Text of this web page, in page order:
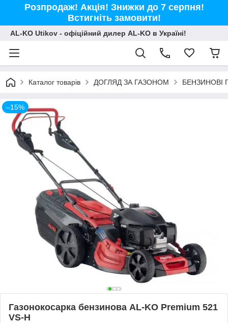
Розпродаж! Акція! Знижки до 7 серпня!
Встигніть замовити!
AL-KO Utikov - офіційний дилер AL-KO в Україні!
Каталог товарів ДОГЛЯД ЗА ГАЗОНОМ БЕНЗИНОВІ
–15%
Газонокосарка бензинова AL-KO Premium 521
VS-H